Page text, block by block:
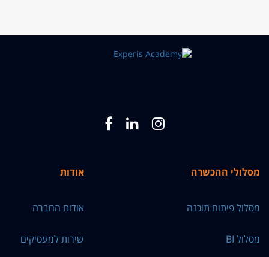
מסלולי ההכשרה
מסלול פיתוח תוכנה
מסלול BI
אודות
אודות החברה
שירות למעסיקים